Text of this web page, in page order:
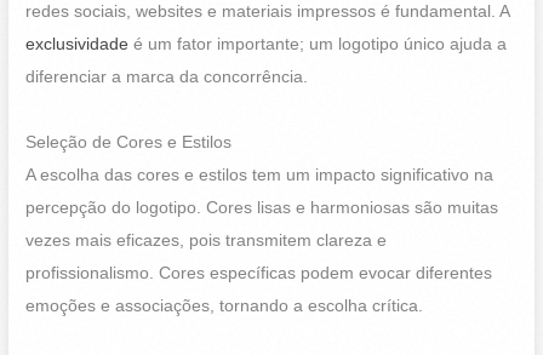
redes sociais, websites e materiais impressos é fundamental. A
exclusividade é um fator importante; um logotipo único ajuda a
diferenciar a marca da concorrência.
Seleção de Cores e Estilos
A escolha das cores e estilos tem um impacto significativo na
percepção do logotipo. Cores lisas e harmoniosas são muitas
vezes mais eficazes, pois transmitem clareza e
profissionalismo. Cores específicas podem evocar diferentes
emoções e associações, tornando a escolha crítica.